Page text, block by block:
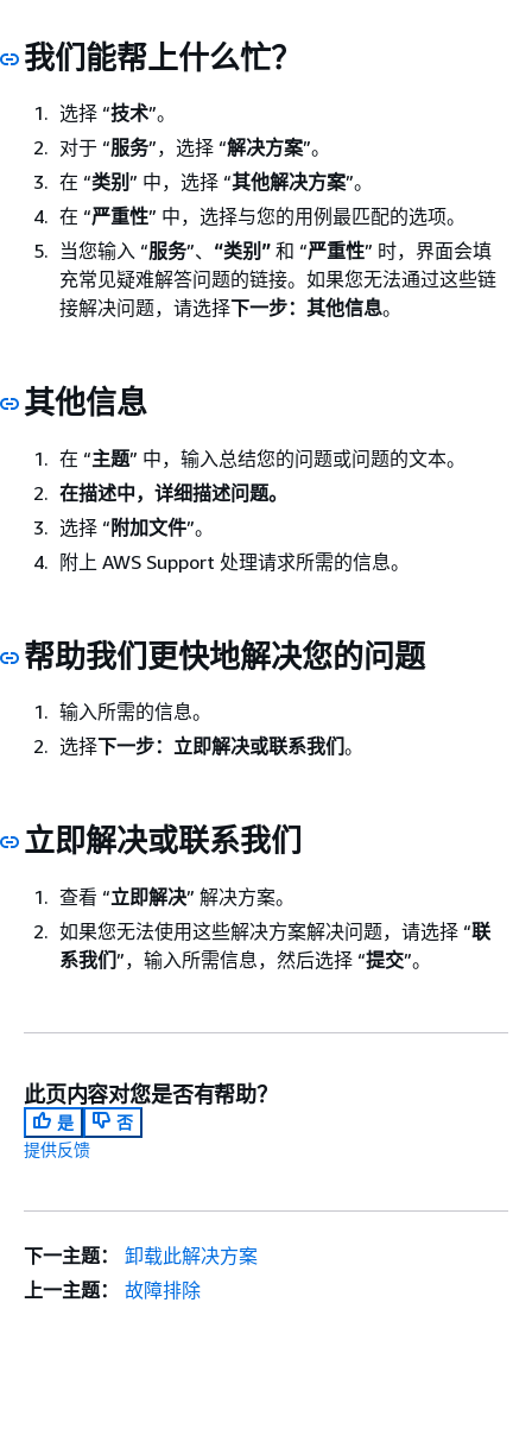
我们能帮上什么忙？
选择 “技术”。
对于 “服务”，选择 “解决方案”。
在 “类别 ” 中，选择 “其他解决方案”。
在 “严重性” 中，选择与您的用例最匹配的选项。
当您输入 “服务”、 “类别” 和 “严重性” 时，界面会填
充常见疑难解答问题的链接。如果您无法通过这些链
接解决问题，请选择下一步：其他信息。
其他信息
在 “主题” 中，输入总结您的问题或问题的文本。
在描述中，详细描述问题。
选择 “附加文件”。
附上 AWS Support 处理请求所需的信息。
帮助我们更快地解决您的问题
输入所需的信息。
选择下一步：立即解决或联系我们。
立即解决或联系我们
查看 “立即解决” 解决方案。
如果您无法使用这些解决方案解决问题，请选择 “联
系我们”，输入所需信息，然后选择 “提交”。
此页内容对您是否有帮助？
是
否
提供反馈
下一主题：
卸载此解决方案
上一主题：
故障排除